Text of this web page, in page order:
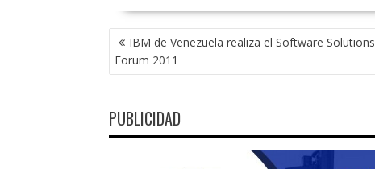
NAVEGACIÓN
DE
ENTRADAS
IBM de Venezuela realiza el Software Solutions
Forum 2011
PUBLICIDAD